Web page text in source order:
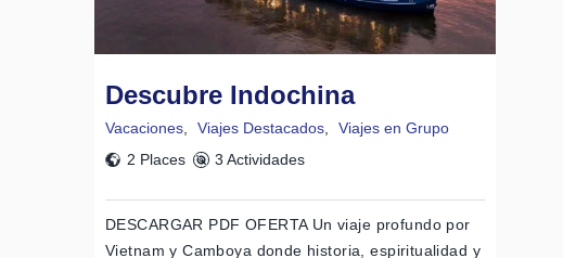
Descubre Indochina
Vacaciones Viajes Destacados
Viajes en Grupo
2 Places
3 Actividades
DESCARGAR PDF OFERTA Un viaje profundo por
Vietnam y Camboya donde historia, espiritualidad y